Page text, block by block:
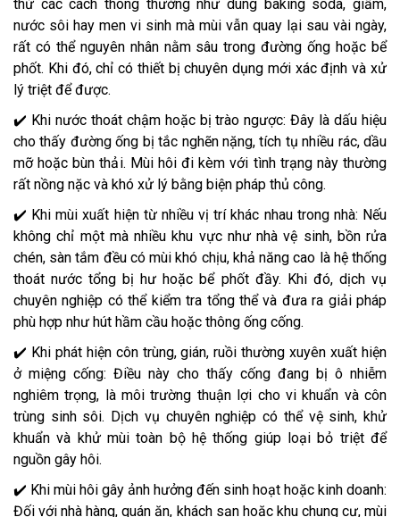
thử các cách thông thường như dùng baking soda, giấm,
nước sôi hay men vi sinh mà mùi vẫn quay lại sau vài ngày,
rất có thể nguyên nhân nằm sâu trong đường ống hoặc bể
phốt. Khi đó, chỉ có thiết bị chuyên dụng mới xác định và xử
lý triệt để được.
✔️ Khi nước thoát chậm hoặc bị trào ngược: Đây là dấu hiệu
cho thấy đường ống bị tắc nghẽn nặng, tích tụ nhiều rác, dầu
mỡ hoặc bùn thải. Mùi hôi đi kèm với tình trạng này thường
rất nồng nặc và khó xử lý bằng biện pháp thủ công.
✔️ Khi mùi xuất hiện từ nhiều vị trí khác nhau trong nhà: Nếu
không chỉ một mà nhiều khu vực như nhà vệ sinh, bồn rửa
chén, sàn tắm đều có mùi khó chịu, khả năng cao là hệ thống
thoát nước tổng bị hư hoặc bể phốt đầy. Khi đó, dịch vụ
chuyên nghiệp có thể kiểm tra tổng thể và đưa ra giải pháp
phù hợp như hút hầm cầu hoặc thông ống cống.
✔️ Khi phát hiện côn trùng, gián, ruồi thường xuyên xuất hiện
ở miệng cống: Điều này cho thấy cống đang bị ô nhiễm
nghiêm trọng, là môi trường thuận lợi cho vi khuẩn và côn
trùng sinh sôi. Dịch vụ chuyên nghiệp có thể vệ sinh, khử
khuẩn và khử mùi toàn bộ hệ thống giúp loại bỏ triệt để
nguồn gây hôi.
✔️ Khi mùi hôi gây ảnh hưởng đến sinh hoạt hoặc kinh doanh:
Đối với nhà hàng, quán ăn, khách sạn hoặc khu chung cư, mùi